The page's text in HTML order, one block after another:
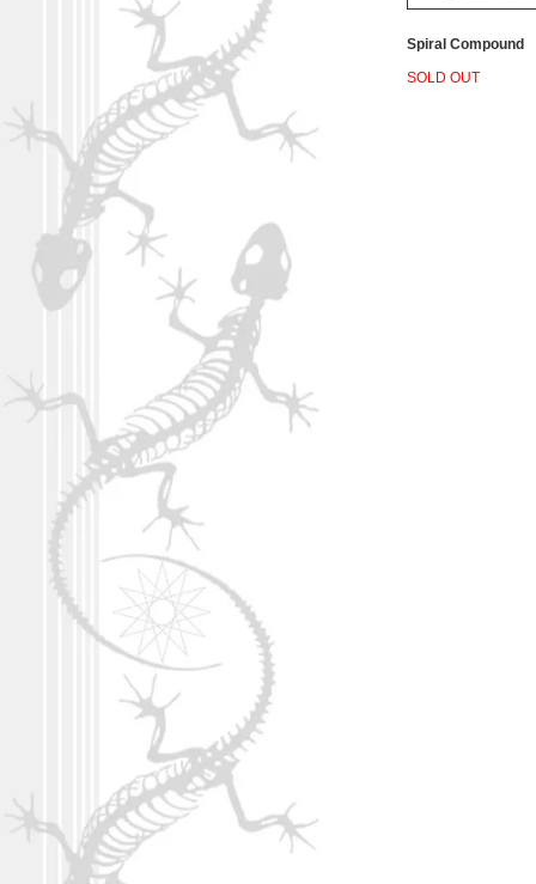
Spiral Compound
SOLD OUT